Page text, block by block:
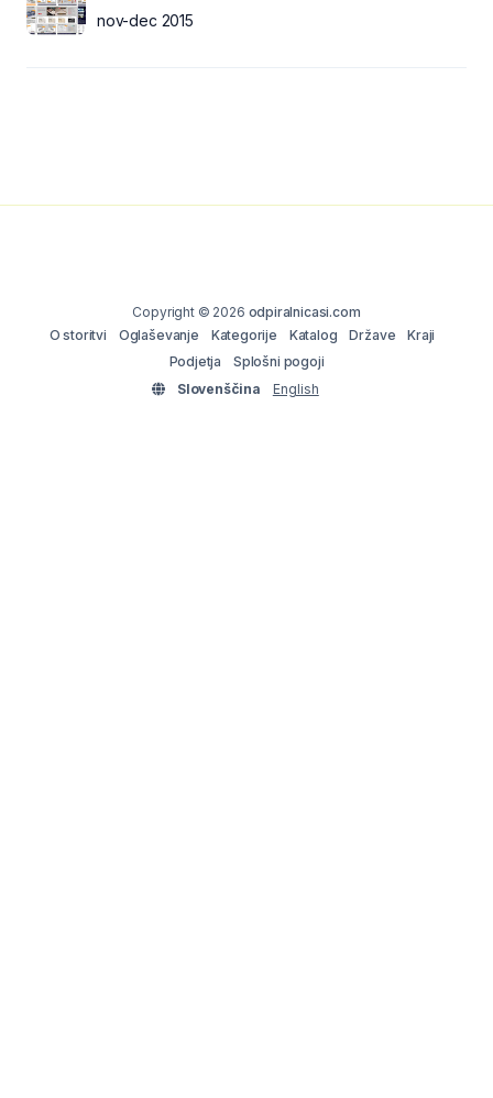
nov-dec 2015
Copyright © 2026 odpiralnicasi.com
O storitvi
Oglaševanje Kategorije Katalog Države
Kraji
Podjetja
Splošni pogoji
Slovenščina
English